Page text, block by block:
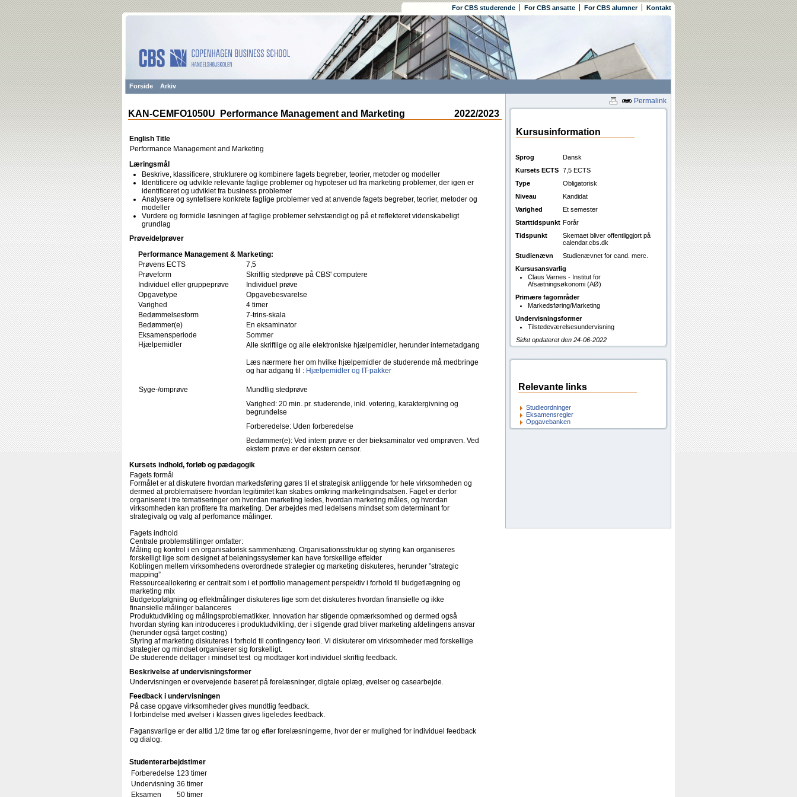
For CBS studerende For CBS ansatte For CBS alumner Kontakt
Forside Arkiv
Permalink
2022/2023
KAN-CEMFO1050U Performance Management and Marketing
English Title
Performance Management and Marketing
Læringsmål
Beskrive, klassificere, strukturere og kombinere fagets begreber, teorier, metoder og modeller
Identificere og udvikle relevante faglige problemer og hypoteser ud fra marketing problemer, der igen er
identificeret og udviklet fra business problemer
Analysere og syntetisere konkrete faglige problemer ved at anvende fagets begreber, teorier, metoder og
modeller
Vurdere og formidle løsningen af faglige problemer selvstændigt og på et reflekteret videnskabeligt
grundlag
Prøve/delprøver
Performance Management & Marketing:
Prøvens ECTS
7,5
Prøveform
Skriftlig stedprøve på CBS' computere
Individuel eller gruppeprøve
Individuel prøve
Opgavetype
Opgavebesvarelse
Varighed
4 timer
Bedømmelsesform
7-trins-skala
Bedømmer(e)
En eksaminator
Eksamensperiode
Sommer
Hjælpemidler
Alle skriftlige og alle elektroniske hjælpemidler, herunder internetadgang
Læs nærmere her om hvilke hjælpemidler de studerende må medbringe
og har adgang til : Hjælpemidler og IT-pakker
Syge-/omprøve
Mundtlig stedprøve
Varighed: 20 min. pr. studerende, inkl. votering, karaktergivning og
begrundelse
Forberedelse: Uden forberedelse
Bedømmer(e): Ved intern prøve er der bieksaminator ved omprøven. Ved
ekstern prøve er der ekstern censor.
Kursets indhold, forløb og pædagogik
Fagets formål
Formålet er at diskutere hvordan markedsføring gøres til et strategisk anliggende for hele virksomheden og
dermed at problematisere hvordan legitimitet kan skabes omkring marketingindsatsen. Faget er derfor
organiseret i tre tematiseringer om hvordan marketing ledes, hvordan marketing måles, og hvordan
virksomheden kan profitere fra marketing. Der arbejdes med ledelsens mindset som determinant for
strategivalg og valg af perfomance målinger.
Fagets indhold
Centrale problemstillinger omfatter:
Måling og kontrol i en organisatorisk sammenhæng. Organisationsstruktur og styring kan organiseres
forskelligt lige som designet af beløningssystemer kan have forskellige effekter
Koblingen mellem virksomhedens overordnede strategier og marketing diskuteres, herunder ”strategic
mapping”
Ressourceallokering er centralt som i et portfolio management perspektiv i forhold til budgetlægning og
marketing mix
Budgetopfølgning og effektmålinger diskuteres lige som det diskuteres hvordan finansielle og ikke
finansielle målinger balanceres
Produktudvikling og målingsproblematikker. Innovation har stigende opmærksomhed og dermed også
hvordan styring kan introduceres i produktudvikling, der i stigende grad bliver marketing afdelingens ansvar
(herunder også target costing)
Styring af marketing diskuteres i forhold til contingency teori. Vi diskuterer om virksomheder med forskellige
strategier og mindset organiserer sig forskelligt.
De studerende deltager i mindset test og modtager kort individuel skriftig feedback.
Beskrivelse af undervisningsformer
Undervisningen er overvejende baseret på forelæsninger, digtale oplæg, øvelser og casearbejde.
Feedback i undervisningen
På case opgave virksomheder gives mundtlig feedback.
I forbindelse med øvelser i klassen gives ligeledes feedback.
Fagansvarlige er der altid 1/2 time før og efter forelæsningerne, hvor der er mulighed for individuel feedback
og dialog.
Studenterarbejdstimer
Forberedelse 123 timer
Undervisning 36 timer
Eksamen
50 timer
Kursusinformation
Sprog
Dansk
Kursets ECTS 7,5 ECTS
Type
Obligatorisk
Niveau
Kandidat
Varighed
Et semester
Starttidspunkt Forår
Tidspunkt
Skemaet bliver offentliggjort på
calendar.cbs.dk
Studienævn
Studienævnet for cand. merc.
Kursusansvarlig
Claus Varnes - Institut for
Afsætningsøkonomi (AØ)
Primære fagområder
Markedsføring/Marketing
Undervisningsformer
Tilstedeværelsesundervisning
Sidst opdateret den 24-06-2022
Relevante links
Studieordninger
Eksamensregler
Opgavebanken